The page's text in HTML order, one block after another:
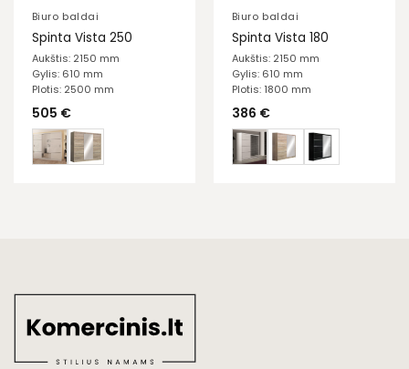
Biuro baldai
Spinta Vista 250
Aukštis: 2150 mm
Gylis: 610 mm
Plotis: 2500 mm
505 €
Biuro baldai
Spinta Vista 180
Aukštis: 2150 mm
Gylis: 610 mm
Plotis: 1800 mm
386 €